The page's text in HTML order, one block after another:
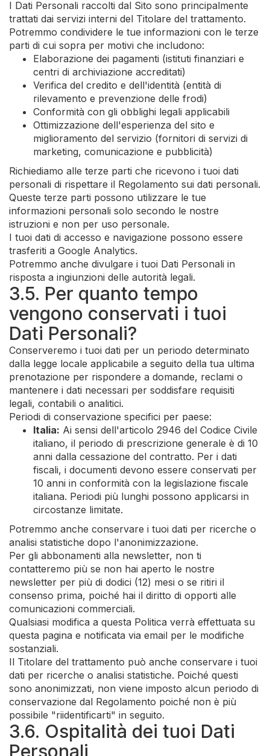
I Dati Personali raccolti dal Sito sono principalmente
trattati dai servizi interni del Titolare del trattamento.
Potremmo condividere le tue informazioni con le terze
parti di cui sopra per motivi che includono:
Elaborazione dei pagamenti (istituti finanziari e
centri di archiviazione accreditati)
Verifica del credito e dell'identità (entità di
rilevamento e prevenzione delle frodi)
Conformità con gli obblighi legali applicabili
Ottimizzazione dell'esperienza del sito e
miglioramento del servizio (fornitori di servizi di
marketing, comunicazione e pubblicità)
Richiediamo alle terze parti che ricevono i tuoi dati
personali di rispettare il Regolamento sui dati personali.
Queste terze parti possono utilizzare le tue
informazioni personali solo secondo le nostre
istruzioni e non per uso personale.
I tuoi dati di accesso e navigazione possono essere
trasferiti a Google Analytics.
Potremmo anche divulgare i tuoi Dati Personali in
risposta a ingiunzioni delle autorità legali.
3.5. Per quanto tempo
vengono conservati i tuoi
Dati Personali?
Conserveremo i tuoi dati per un periodo determinato
dalla legge locale applicabile a seguito della tua ultima
prenotazione per rispondere a domande, reclami o
mantenere i dati necessari per soddisfare requisiti
legali, contabili o analitici.
Periodi di conservazione specifici per paese:
Italia: Ai sensi dell'articolo 2946 del Codice Civile
italiano, il periodo di prescrizione generale è di 10
anni dalla cessazione del contratto. Per i dati
fiscali, i documenti devono essere conservati per
10 anni in conformità con la legislazione fiscale
italiana. Periodi più lunghi possono applicarsi in
circostanze limitate.
Potremmo anche conservare i tuoi dati per ricerche o
analisi statistiche dopo l'anonimizzazione.
Per gli abbonamenti alla newsletter, non ti
contatteremo più se non hai aperto le nostre
newsletter per più di dodici (12) mesi o se ritiri il
consenso prima, poiché hai il diritto di opporti alle
comunicazioni commerciali.
Qualsiasi modifica a questa Politica verrà effettuata su
questa pagina e notificata via email per le modifiche
sostanziali.
Il Titolare del trattamento può anche conservare i tuoi
dati per ricerche o analisi statistiche. Poiché questi
sono anonimizzati, non viene imposto alcun periodo di
conservazione dal Regolamento poiché non è più
possibile "riidentificarti" in seguito.
3.6. Ospitalità dei tuoi Dati
Personali